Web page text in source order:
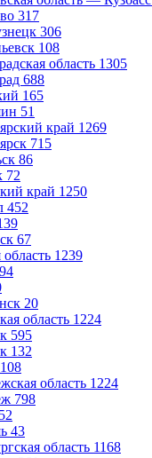
317
306
108
область 1305
688
165
51
край 1269
715
86
72
край 1250
452
67
1239
20
область 1224
595
132
108
область 1224
798
52
43
область 1168